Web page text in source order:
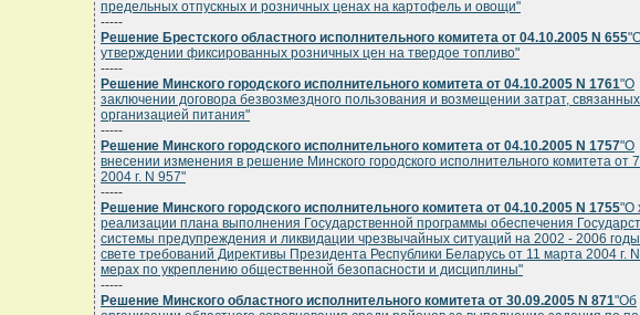
предельных отпускных и розничных ценах на картофель и овощи"
-----
Решение Брестского областного исполнительного комитета от 04.10.2005 N 655
утверждении фиксированных розничных цен на твердое топливо"
-----
Решение Минского городского исполнительного комитета от 04.10.2005 N 1761"О
заключении договора безвозмездного пользования и возмещении затрат,
организацией питания"
-----
Решение Минского городского исполнительного комитета от 04.10.2005 N 1757"О
внесении изменения в решение Минского городского исполнительного комитета от
2004 г. N 957"
-----
Решение Минского городского исполнительного комитета от 04.10.2005 N 1755"О
реализации плана выполнения Государственной программы обеспечения
системы предупреждения и ликвидации чрезвычайных ситуаций на 2002 - 2006
свете требований Директивы Президента Республики Беларусь от 11 марта 2004 г.
мерах по укреплению общественной безопасности и дисциплины"
-----
Решение Минского областного исполнительного комитета от 30.09.2005 N 871"Об